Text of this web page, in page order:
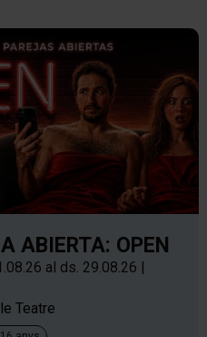
ABIERTA: OPEN
al ds. 29.08.26 |
Teatre